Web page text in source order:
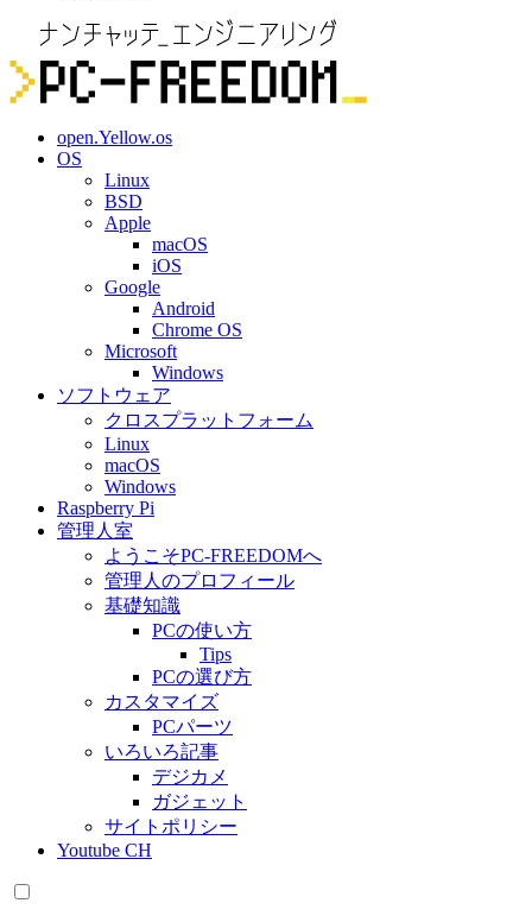
open.Yellow.os
OS
Linux
BSD
Apple
macOS
iOS
Google
Android
Chrome OS
Microsoft
Windows
ソフトウェア
クロスプラットフォーム
Linux
macOS
Windows
Raspberry Pi
管理人室
ようこそPC-FREEDOMへ
管理人のプロフィール
基礎知識
PCの使い方
Tips
PCの選び方
カスタマイズ
PCパーツ
いろいろ記事
デジカメ
ガジェット
サイトポリシー
Youtube CH